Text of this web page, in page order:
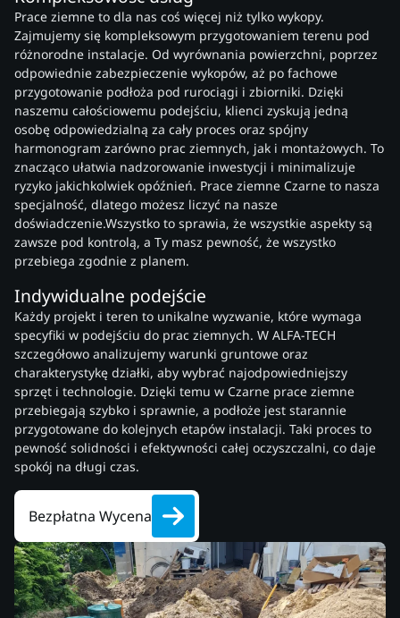
Prace ziemne to dla nas coś więcej niż tylko wykopy.
Zajmujemy się kompleksowym przygotowaniem terenu pod
różnorodne instalacje. Od wyrównania powierzchni, poprzez
odpowiednie zabezpieczenie wykopów, aż po fachowe
przygotowanie podłoża pod rurociągi i zbiorniki. Dzięki
naszemu całościowemu podejściu, klienci zyskują jedną
osobę odpowiedzialną za cały proces oraz spójny
harmonogram zarówno prac ziemnych, jak i montażowych. To
znacząco ułatwia nadzorowanie inwestycji i minimalizuje
ryzyko jakichkolwiek opóźnień. Prace ziemne Czarne to nasza
specjalność, dlatego możesz liczyć na nasze
doświadczenie.Wszystko to sprawia, że wszystkie aspekty są
zawsze pod kontrolą, a Ty masz pewność, że wszystko
przebiega zgodnie z planem.
Indywidualne podejście
Każdy projekt i teren to unikalne wyzwanie, które wymaga
specyfiki w podejściu do prac ziemnych. W ALFA-TECH
szczegółowo analizujemy warunki gruntowe oraz
charakterystykę działki, aby wybrać najodpowiedniejszy
sprzęt i technologie. Dzięki temu w Czarne prace ziemne
przebiegają szybko i sprawnie, a podłoże jest starannie
przygotowane do kolejnych etapów instalacji. Taki proces to
pewność solidności i efektywności całej oczyszczalni, co daje
spokój na długi czas.
Bezpłatna Wycena